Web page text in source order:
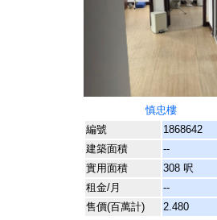
慎忠樓
編號
1868642
建築面積
--
實用面積
308 呎
租金/月
--
售價(百萬計)
2.480